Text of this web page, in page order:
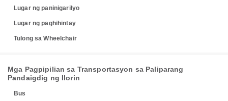
Lugar ng paninigarilyo
Lugar ng paghihintay
Tulong sa Wheelchair
Mga Pagpipilian sa Transportasyon sa Paliparang
Pandaigdig ng Ilorin
Bus